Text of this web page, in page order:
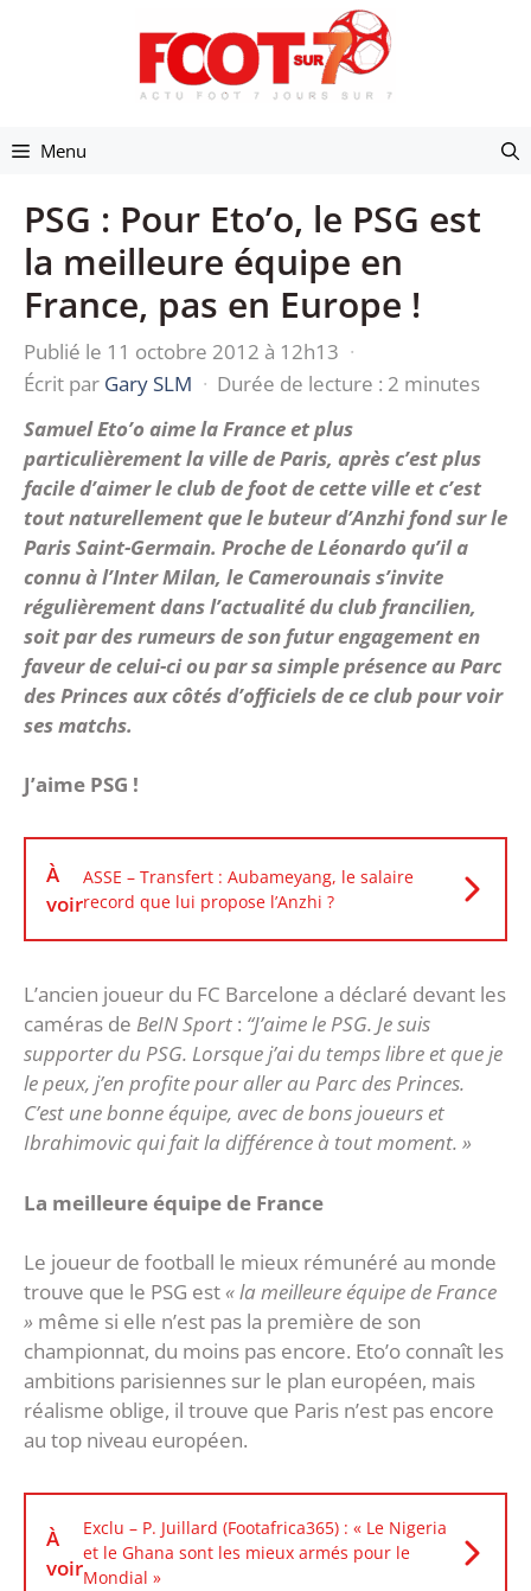
Menu
PSG : Pour Eto’o, le PSG est
la meilleure équipe en
France, pas en Europe !
Publié le 11 octobre 2012 à 12h13 ·
Écrit par Gary SLM · Durée de lecture : 2 minutes
Samuel Eto’o aime la France et plus
particulièrement la ville de Paris, après c’est plus
facile d’aimer le club de foot de cette ville et c’est
tout naturellement que le buteur d’Anzhi fond sur le
Paris Saint-Germain. Proche de Léonardo qu’il a
connu à l’Inter Milan, le Camerounais s’invite
régulièrement dans l’actualité du club francilien,
soit par des rumeurs de son futur engagement en
faveur de celui-ci ou par sa simple présence au Parc
des Princes aux côtés d’officiels de ce club pour voir
ses matchs.
J’aime PSG !
À
voir
ASSE – Transfert : Aubameyang, le salaire
record que lui propose l’Anzhi ?
L’ancien joueur du FC Barcelone a déclaré devant les
caméras de BeIN Sport : “J’aime le PSG. Je suis
supporter du PSG. Lorsque j’ai du temps libre et que je
le peux, j’en profite pour aller au Parc des Princes.
C’est une bonne équipe, avec de bons joueurs et
Ibrahimovic qui fait la différence à tout moment. »
La meilleure équipe de France
Le joueur de football le mieux rémunéré au monde
trouve que le PSG est« la meilleure équipe de France
» même si elle n’est pas la première de son
championnat, du moins pas encore. Eto’o connaît les
ambitions parisiennes sur le plan européen, mais
réalisme oblige, il trouve que Paris n’est pas encore
au top niveau européen.
À
voir
Exclu – P. Juillard (Footafrica365) : « Le Nigeria
et le Ghana sont les mieux armés pour le
Mondial »